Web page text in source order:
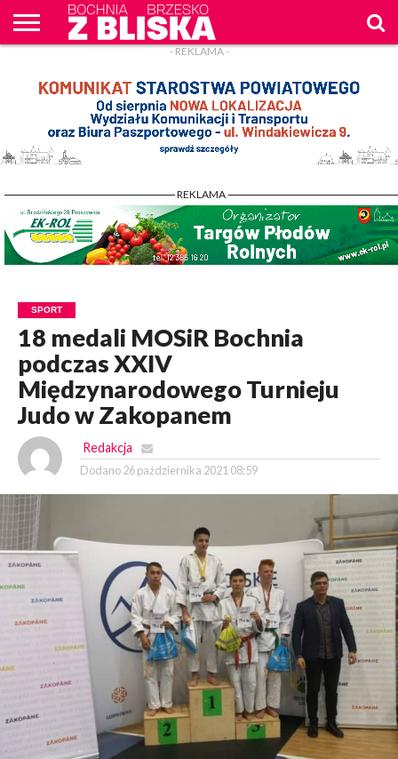
WPROST
REKLAM
- REKLAMA -
- REKLAMA -
SPORT
18 medali MOSiR Bochnia
podczas XXIV
Międzynarodowego Turnieju
Judo w Zakopanem
Redakcja
Dodano 26 października 2021 08:59